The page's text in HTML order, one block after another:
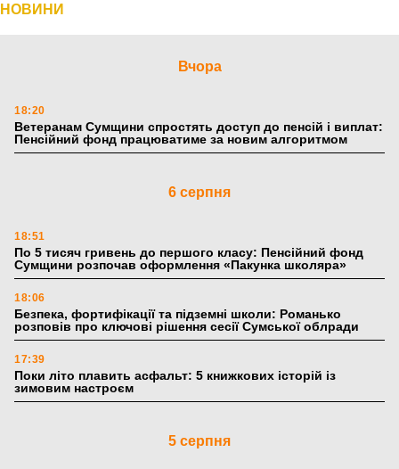
НОВИНИ
Вчора
18:20
Ветеранам Сумщини спростять доступ до пенсій і виплат:
Пенсійний фонд працюватиме за новим алгоритмом
6 серпня
18:51
По 5 тисяч гривень до першого класу: Пенсійний фонд
Сумщини розпочав оформлення «Пакунка школяра»
18:06
Безпека, фортифікації та підземні школи: Романько
розповів про ключові рішення сесії Сумської облради
17:39
Поки літо плавить асфальт: 5 книжкових історій із
зимовим настроєм
5 серпня